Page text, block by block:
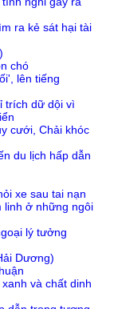
ra kẻ sát hại tài
chó
lên tiếng
trích dữ dội vì
cưới, Chải khóc
du lịch hấp dẫn
xe sau tai nạn
linh ở những ngôi
lý tưởng
Dương)
và chất dinh